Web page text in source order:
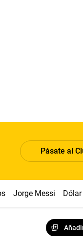
Pásate al
Jorge Messi Dólar